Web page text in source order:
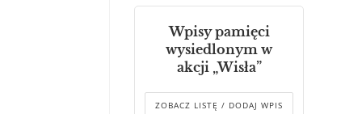
Декрет єпископів
Перемисько-Варшавської
Митрополії стосовно
звершування Божественної
літургії
Wpisy pamięci
wysiedlonym w
akcji „Wisła”
ZOBACZ LISTĘ / DODAJ WPIS